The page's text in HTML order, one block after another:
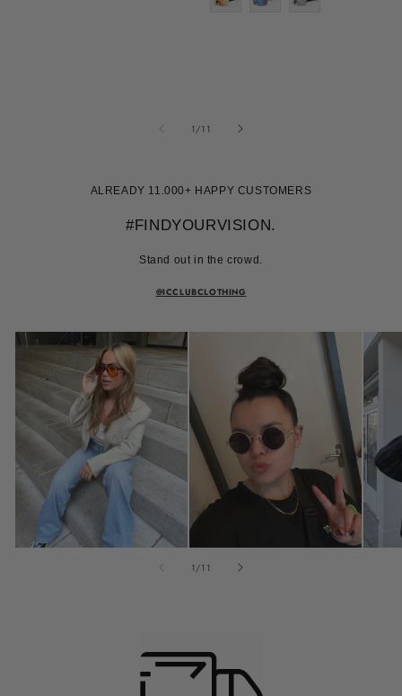
1 /van
11
ALREADY 11.000+ HAPPY CUSTOMERS
#FINDYOURVISION.
Stand out in the crowd.
@ICCLUBCLOTHING
1 /van
11